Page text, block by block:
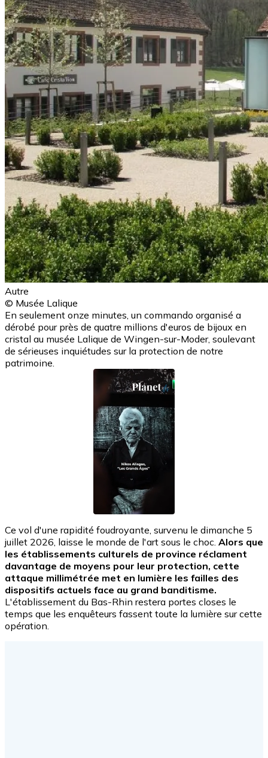
Autre
© Musée Lalique
En seulement onze minutes, un commando organisé a
dérobé pour près de quatre millions d'euros de bijoux en
cristal au musée Lalique de Wingen-sur-Moder, soulevant
de sérieuses inquiétudes sur la protection de notre
patrimoine.
Ce vol d'une rapidité foudroyante, survenu le dimanche 5
juillet 2026, laisse le monde de l'art sous le choc. Alors que
les établissements culturels de province réclament
davantage de moyens pour leur protection, cette
attaque millimétrée met en lumière les failles des
dispositifs actuels face au grand banditisme.
L'établissement du Bas-Rhin restera portes closes le
temps que les enquêteurs fassent toute la lumière sur cette
opération.